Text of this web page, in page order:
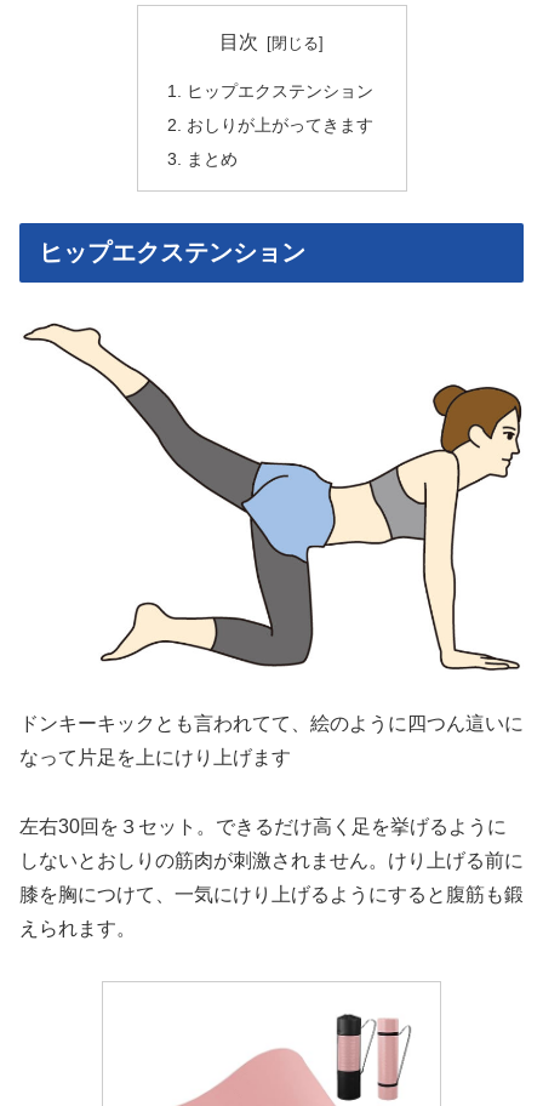
目次
ヒップエクステンション
おしりが上がってきます
まとめ
ヒップエクステンション
ドンキーキックとも言われてて、絵のように四つん這いに
なって片足を上にけり上げます
左右30回を３セット。できるだけ高く足を挙げるように
しないとおしりの筋肉が刺激されません。けり上げる前に
膝を胸につけて、一気にけり上げるようにすると腹筋も鍛
えられます。